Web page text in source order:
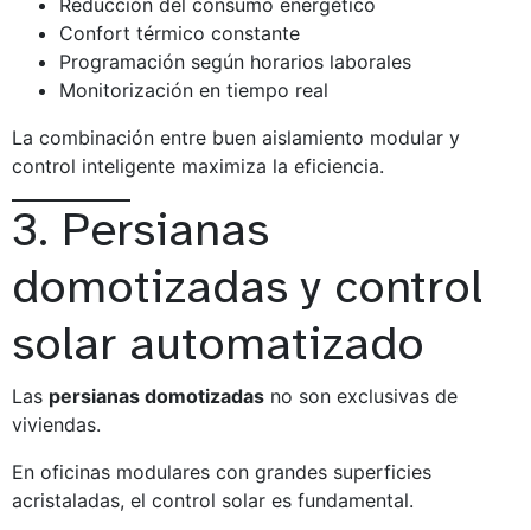
Confort térmico constante
Programación según horarios laborales
Monitorización en tiempo real
La combinación entre buen aislamiento modular y
control inteligente maximiza la eficiencia.
3. Persianas
domotizadas y control
solar automatizado
Las persianas domotizadas no son exclusivas de
viviendas.
En oficinas modulares con grandes superficies
acristaladas, el control solar es fundamental.